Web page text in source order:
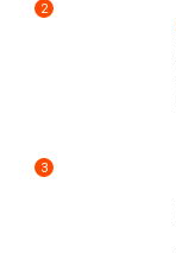
2
3